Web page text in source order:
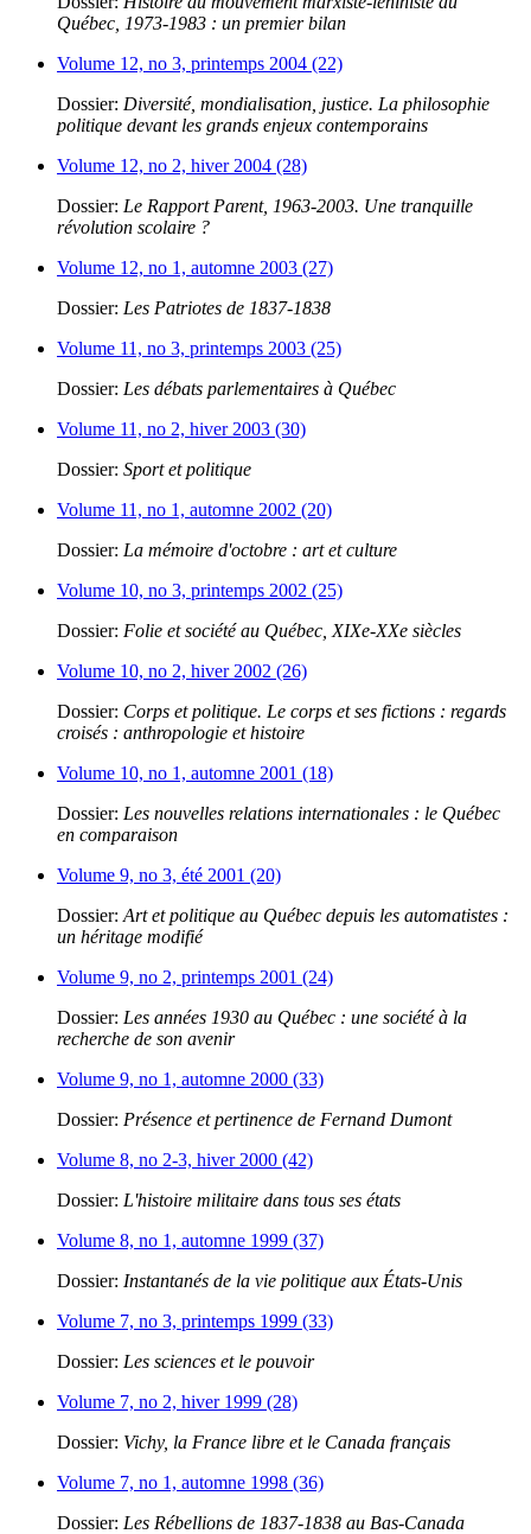
Québec, 1973-1983 : un premier bilan
Volume 12, no 3, printemps 2004 (22)
Dossier: Diversité, mondialisation, justice. La philosophie
politique devant les grands enjeux contemporains
Volume 12, no 2, hiver 2004 (28)
Dossier: Le Rapport Parent, 1963-2003. Une tranquille
révolution scolaire ?
Volume 12, no 1, automne 2003 (27)
Dossier: Les Patriotes de 1837-1838
Volume 11, no 3, printemps 2003 (25)
Dossier: Les débats parlementaires à Québec
Volume 11, no 2, hiver 2003 (30)
Dossier: Sport et politique
Volume 11, no 1, automne 2002 (20)
Dossier: La mémoire d'octobre : art et culture
Volume 10, no 3, printemps 2002 (25)
Dossier: Folie et société au Québec, XIXe-XXe siècles
Volume 10, no 2, hiver 2002 (26)
Dossier: Corps et politique. Le corps et ses fictions : regards
croisés : anthropologie et histoire
Volume 10, no 1, automne 2001 (18)
Dossier: Les nouvelles relations internationales : le Québec
en comparaison
Volume 9, no 3, été 2001 (20)
Dossier: Art et politique au Québec depuis les automatistes :
un héritage modifié
Volume 9, no 2, printemps 2001 (24)
Dossier: Les années 1930 au Québec : une société à la
recherche de son avenir
Volume 9, no 1, automne 2000 (33)
Dossier: Présence et pertinence de Fernand Dumont
Volume 8, no 2-3, hiver 2000 (42)
Dossier: L'histoire militaire dans tous ses états
Volume 8, no 1, automne 1999 (37)
Dossier: Instantanés de la vie politique aux États-Unis
Volume 7, no 3, printemps 1999 (33)
Dossier: Les sciences et le pouvoir
Volume 7, no 2, hiver 1999 (28)
Dossier: Vichy, la France libre et le Canada français
Volume 7, no 1, automne 1998 (36)
Dossier: Les Rébellions de 1837-1838 au Bas-Canada